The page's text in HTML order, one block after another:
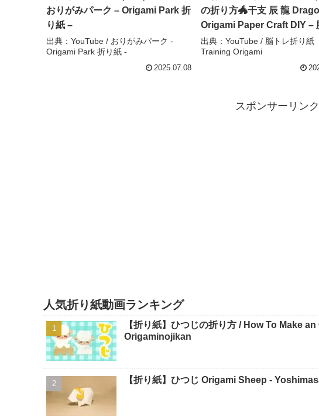
おりがみパーク – Origami Park 折
り紙 –
出典：YouTube / おりがみパーク -
Origami Park 折り紙 -
2025.07.08
の折り方🐲干支 辰 龍
Origami Paper Craft DIY –
折り紙 Brain Training
出典：YouTube / 脳トレ折り
Training Origami
スポンサーリンク
人気折り紙動画ランキング
【折り紙】ひつじの折り方 / How To Make
Origaminojikan
【折り紙】ひつじ Origami Sheep -